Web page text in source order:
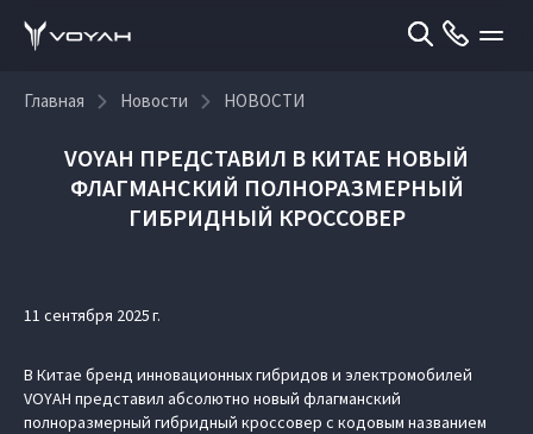
Главная Новости НОВОСТИ
VOYAH ПРЕДСТАВИЛ В КИТАЕ НОВЫЙ
ФЛАГМАНСКИЙ ПОЛНОРАЗМЕРНЫЙ
ГИБРИДНЫЙ КРОССОВЕР
11 сентября 2025 г.
В Китае бренд инновационных гибридов и электромобилей
VOYAH представил абсолютно новый флагманский
полноразмерный гибридный кроссовер с кодовым названием